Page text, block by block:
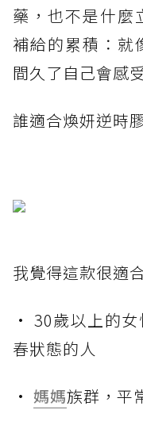
藥，也不是什麼
補給的累積：就
間久了自己會感
誰適合煥妍逆時
我覺得這款很適
• 30歲以上的
春狀態的人
• 媽媽族群，平